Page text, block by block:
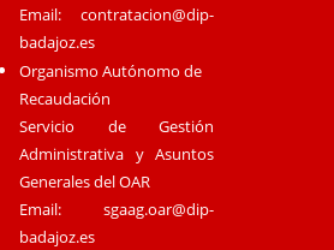
Email:contratacion@dip-
badajoz.es
Organismo Autónomo de
Recaudación
Servicio de Gestión
Administrativa y Asuntos
Generales del OAR
Email:sgaag.oar@dip-
badajoz.es